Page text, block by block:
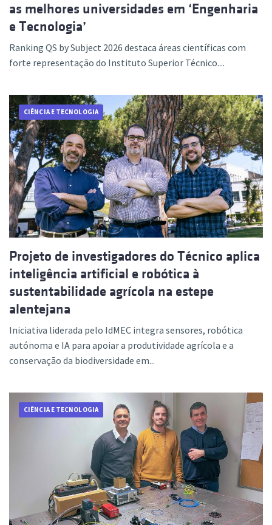
as melhores universidades em ‘Engenharia
e Tecnologia’
Ranking QS by Subject 2026 destaca áreas científicas com
forte representação do Instituto Superior Técnico....
CIÊNCIA E TECNOLOGIA
Projeto de investigadores do Técnico aplica
inteligência artificial e robótica à
sustentabilidade agrícola na estepe
alentejana
Iniciativa liderada pelo IdMEC integra sensores, robótica
autónoma e IA para apoiar a produtividade agrícola e a
conservação da biodiversidade em...
CIÊNCIA E TECNOLOGIA